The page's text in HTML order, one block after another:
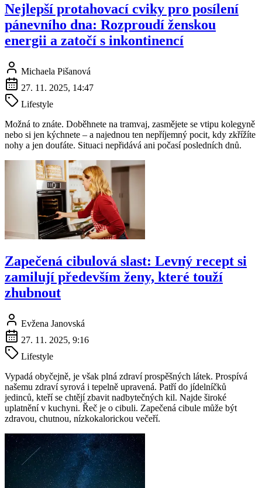
Nejlepší protahovací cviky pro posílení
pánevního dna: Rozproudí ženskou
energii a zatočí s inkontinencí
Michaela Pišanová
27. 11. 2025, 14:47
Lifestyle
Možná to znáte. Doběhnete na tramvaj, zasmějete se vtipu kolegyně
nebo si jen kýchnete – a najednou ten nepříjemný pocit, kdy zkřížíte
nohy a jen doufáte. Situaci nepřidává ani počasí posledních dnů.
Zapečená cibulová slast: Levný recept si
zamilují především ženy, které touží
zhubnout
Evžena Janovská
27. 11. 2025, 9:16
Lifestyle
Vypadá obyčejně, je však plná zdraví prospěšných látek. Prospívá
našemu zdraví syrová i tepelně upravená. Patří do jídelníčků
jedinců, kteří se chtějí zbavit nadbytečných kil. Najde široké
uplatnění v kuchyni. Řeč je o cibuli. Zapečená cibule může být
zdravou, chutnou, nízkokalorickou večeří.